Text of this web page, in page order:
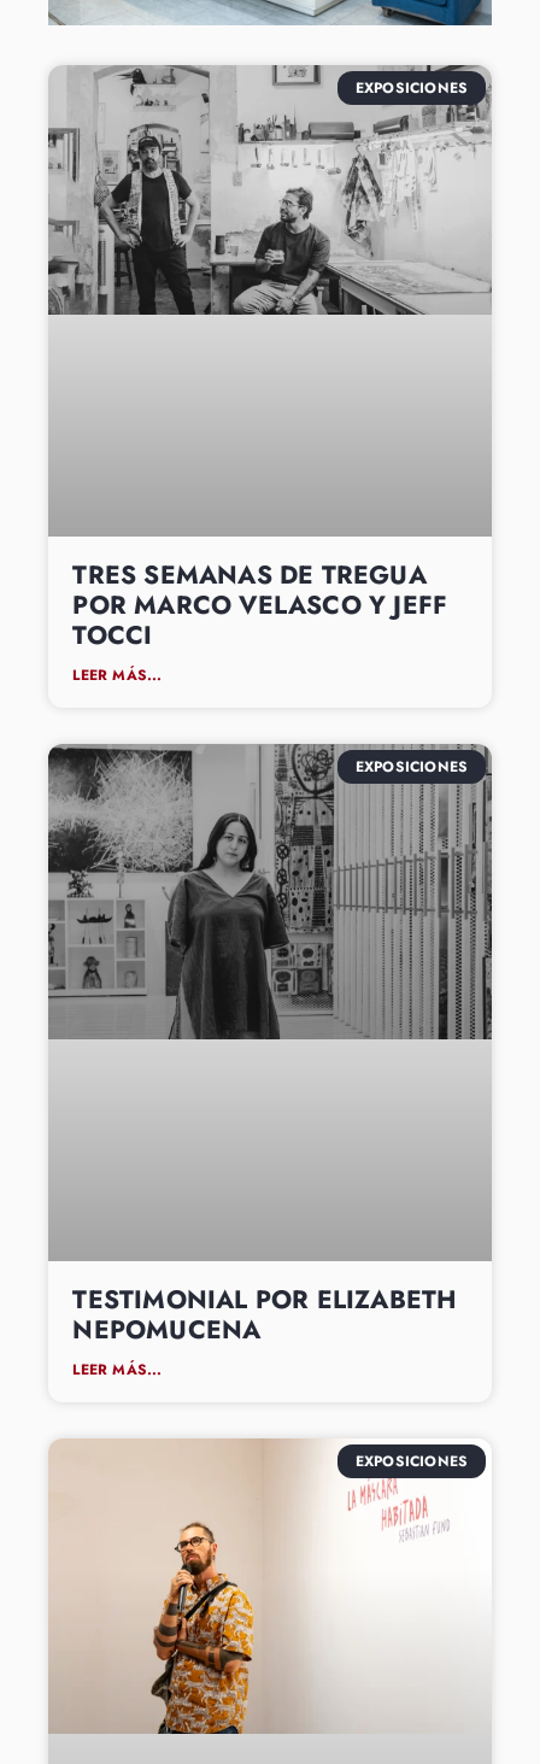
EXPOSICIONES
TRES SEMANAS DE TREGUA
POR MARCO VELASCO Y JEFF
TOCCI
LEER MÁS...
EXPOSICIONES
TESTIMONIAL POR ELIZABETH
NEPOMUCENA
LEER MÁS...
EXPOSICIONES